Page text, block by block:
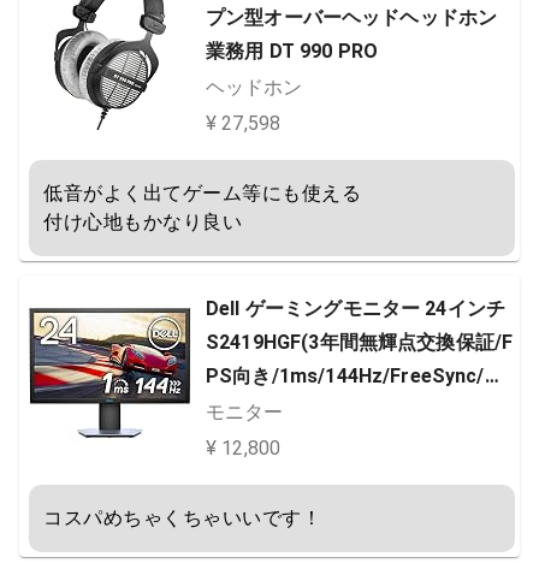
プン型オーバーヘッドヘッドホン
業務用 DT 990 PRO
ヘッドホン
¥ 27,598
低音がよく出てゲーム等にも使える
付け心地もかなり良い
Dell ゲーミングモニター 24インチ
S2419HGF(3年間無輝点交換保証/F
PS向き/1ms/144Hz/FreeSync/フ
ルHD/TN非光沢/DP,HDMIx2/高さ
調整/回転)
モニター
¥ 12,800
コスパめちゃくちゃいいです！